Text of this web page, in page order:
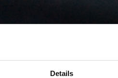
Details